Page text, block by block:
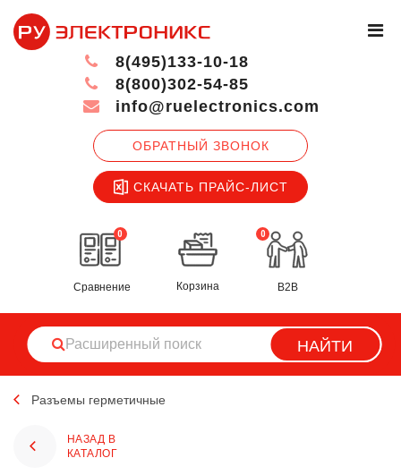
ОБРАТНЫЙ ЗВОНОК
СКАЧАТЬ ПРАЙС-ЛИСТ
8(495)133-10-18
8(800)302-54-85
info@ruelectronics.com
0
Сравнение
0
Корзина B2B
НАЙТИ
Разъемы герметичные
НАЗАД В
КАТАЛОГ